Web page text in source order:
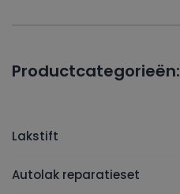
Productcategorieën:
Lakstift
Autolak reparatieset